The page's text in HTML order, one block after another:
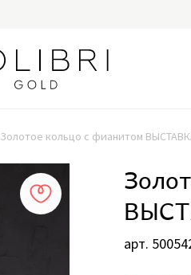
Золотое кольцо с фианитом
арт.